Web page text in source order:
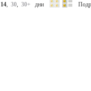
14 30 30+ дни